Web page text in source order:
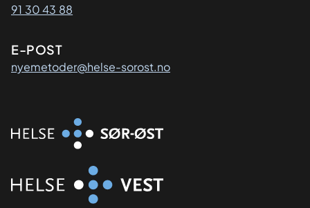
91 30 43 88
E-POST
nyemetoder@helse-sorost.no
Organisasjon